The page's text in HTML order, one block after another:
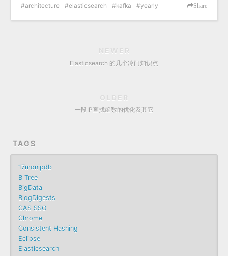
Share
architecture elasticsearch kafka yearly
NEWER
Elasticsearch 的几个冷门知识点
OLDER
一段IP查找函数的优化及其它
TAGS
17monipdb
B Tree
BigData
BlogDigests
CAS SSO
Chrome
Consistent Hashing
Eclipse
Elasticsearch